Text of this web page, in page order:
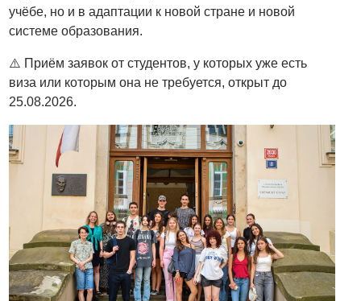
учёбе, но и в адаптации к новой стране и новой
системе образования.
⚠️ Приём заявок от студентов, у которых уже есть
виза или которым она не требуется, открыт до
25.08.2026.